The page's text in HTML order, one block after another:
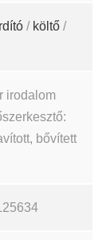
/ költő /
irodalom
bővített